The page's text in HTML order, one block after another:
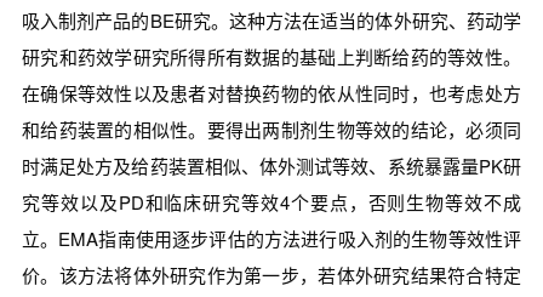
吸入制剂产品的BE研究。这种方法在适当的体外研究、药动学
研究和药效学研究所得所有数据的基础上判断给药的等效性。
在确保等效性以及患者对替换药物的依从性同时，也考虑处方
和给药装置的相似性。要得出两制剂生物等效的结论，必须同
时满足处方及给药装置相似、体外测试等效、系统暴露量PK研
究等效以及PD和临床研究等效4个要点，否则生物等效不成
立。EMA指南使用逐步评估的方法进行吸入剂的生物等效性评
价。该方法将体外研究作为第一步，若体外研究结果符合特定